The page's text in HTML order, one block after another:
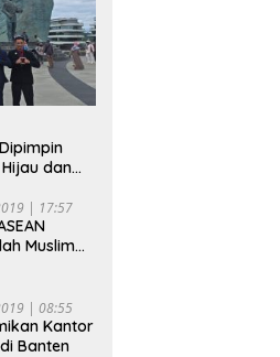
Hijau dan
| 17:57
Muslim
| 08:55
Kantor
Banten